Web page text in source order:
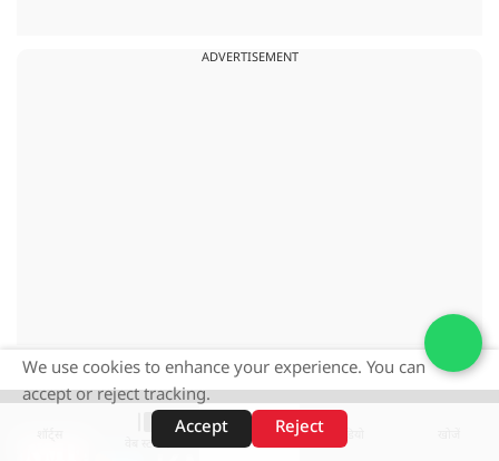
ADVERTISEMENT
वेब स्टोरीज़
We use cookies to enhance your experience. You can
accept or reject tracking.
Accept
Reject